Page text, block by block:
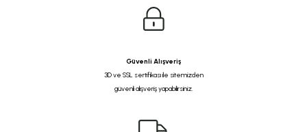
Güvenli Alışveriş
3D ve SSL sertifikası ile sitemizden
güvenli alışveriş yapabilirsiniz.